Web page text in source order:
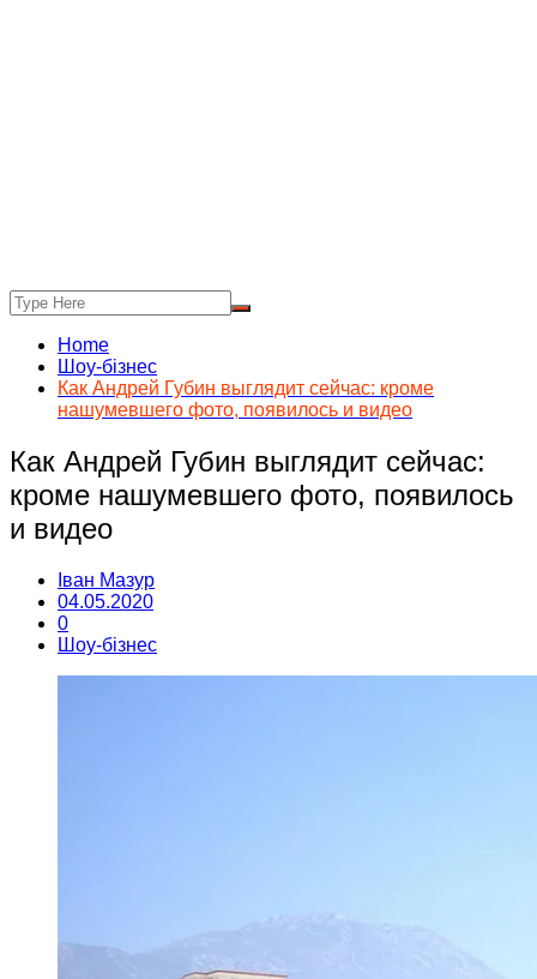
Home
Шоу-бізнес
Как Андрей Губин выглядит сейчас: кроме
нашумевшего фото, появилось и видео
Как Андрей Губин выглядит сейчас:
кроме нашумевшего фото, появилось
и видео
Іван Мазур
04.05.2020
0
Шоу-бізнес